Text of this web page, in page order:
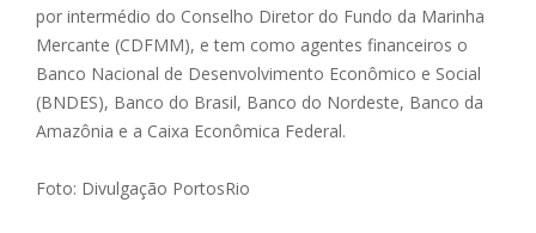
por intermédio do Conselho Diretor do Fundo da Marinha
Mercante (CDFMM), e tem como agentes financeiros o
Banco Nacional de Desenvolvimento Econômico e Social
(BNDES), Banco do Brasil, Banco do Nordeste, Banco da
Amazônia e a Caixa Econômica Federal.
Foto: Divulgação PortosRio